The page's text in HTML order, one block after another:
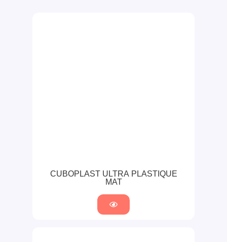
CUBOPLAST ULTRA PLASTIQUE
MAT